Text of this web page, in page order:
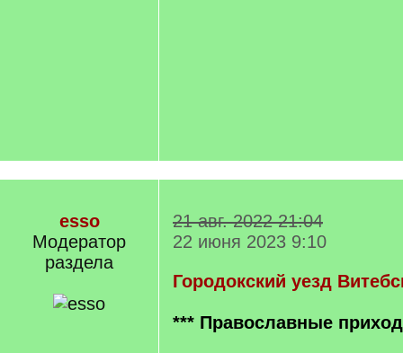
esso
Модератор
раздела
21 авг. 2022 21:04
22 июня 2023 9:10
Городокский уезд
*** Православные